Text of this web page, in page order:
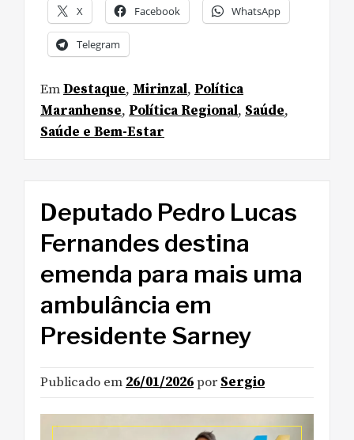
X Facebook WhatsApp
Telegram
EmDestaque, Mirinzal, Política
Maranhense, Política Regional, Saúde,
Saúde e Bem-Estar
Deputado Pedro Lucas
Fernandes destina
emenda para mais uma
ambulância em
Presidente Sarney
Publicado em 26/01/2026por Sergio